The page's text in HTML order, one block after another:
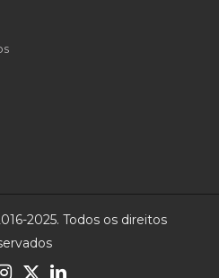
2025. Todos os direitos